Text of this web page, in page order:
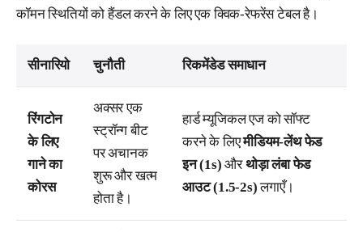
कॉमन स्थितियों को हैंडल करने के लिए एक क्विक-रेफरेंस टेबल है।
सीनारियो चुनौती रिकमेंडेड समाधान
रिंगटोन
के लिए
गाने का
कोरस
अक्सर एक
स्ट्रॉन्ग बीट
पर अचानक
शुरू और खत्म
होता है।
हार्ड म्यूजिकल एज को सॉफ्ट
करने के लिएमीडियम-लेंथ फेड
इन (1s) औरथोड़ा लंबा फेड
आउट (1.5-2s)लगाएँ।